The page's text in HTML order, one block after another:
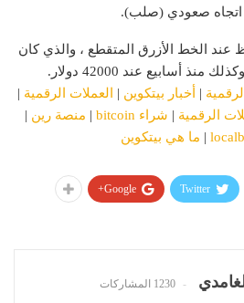
اتجاه صعودي (صلب).
الخط الأزرق المتقطع ، والذي كان
أسابيع عند 42000 دولار.
| أخبار بيتكوين | العملات الرقمية |
الرقمية | شراء bitcoin | منصة رين |
| ما هي بيتكوين
Twitter
Google+
1230 المشاركات